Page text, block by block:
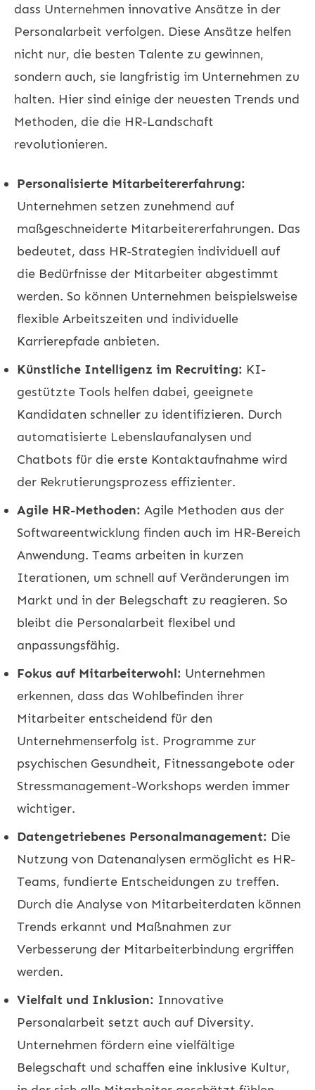
dass Unternehmen innovative Ansätze in der
Personalarbeit verfolgen. Diese Ansätze helfen
nicht nur, die besten Talente zu gewinnen,
sondern auch, sie langfristig im Unternehmen zu
halten. Hier sind einige der neuesten Trends und
Methoden, die die HR-Landschaft
revolutionieren.
Personalisierte Mitarbeitererfahrung:
Unternehmen setzen zunehmend auf
maßgeschneiderte Mitarbeitererfahrungen. Das
bedeutet, dass HR-Strategien individuell auf
die Bedürfnisse der Mitarbeiter abgestimmt
werden. So können Unternehmen beispielsweise
flexible Arbeitszeiten und individuelle
Karrierepfade anbieten.
Künstliche Intelligenz im Recruiting: KI-
gestützte Tools helfen dabei, geeignete
Kandidaten schneller zu identifizieren. Durch
automatisierte Lebenslaufanalysen und
Chatbots für die erste Kontaktaufnahme wird
der Rekrutierungsprozess effizienter.
Agile HR-Methoden: Agile Methoden aus der
Softwareentwicklung finden auch im HR-Bereich
Anwendung. Teams arbeiten in kurzen
Iterationen, um schnell auf Veränderungen im
Markt und in der Belegschaft zu reagieren. So
bleibt die Personalarbeit flexibel und
anpassungsfähig.
Fokus auf Mitarbeiterwohl: Unternehmen
erkennen, dass das Wohlbefinden ihrer
Mitarbeiter entscheidend für den
Unternehmenserfolg ist. Programme zur
psychischen Gesundheit, Fitnessangebote oder
Stressmanagement-Workshops werden immer
wichtiger.
Datengetriebenes Personalmanagement: Die
Nutzung von Datenanalysen ermöglicht es HR-
Teams, fundierte Entscheidungen zu treffen.
Durch die Analyse von Mitarbeiterdaten können
Trends erkannt und Maßnahmen zur
Verbesserung der Mitarbeiterbindung ergriffen
werden.
Vielfalt und Inklusion: Innovative
Personalarbeit setzt auch auf Diversity.
Unternehmen fördern eine vielfältige
Belegschaft und schaffen eine inklusive Kultur,